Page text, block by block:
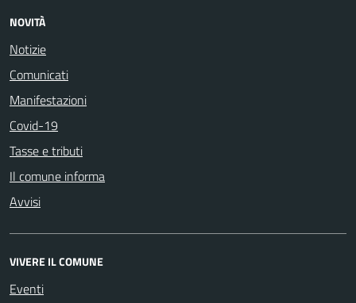
NOVITÀ
Notizie
Comunicati
Manifestazioni
Covid-19
Tasse e tributi
Il comune informa
Avvisi
VIVERE IL COMUNE
Eventi